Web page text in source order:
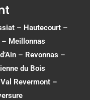
– Hautecourt–
– Meillonnas
– Revonnas –
du Bois
Val Revermont–